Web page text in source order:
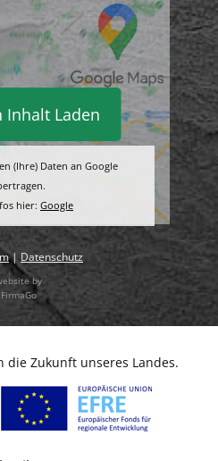
Inhalt Laden
(Ihre) Daten an Google
hier: Google
| Datenschutz
by
FirmaGo
die Zukunft unseres Landes.